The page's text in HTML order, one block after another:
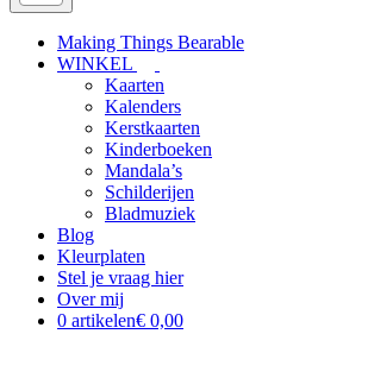
Menu
Making Things Bearable
WINKEL
Kaarten
Kalenders
Kerstkaarten
Kinderboeken
Mandala’s
Schilderijen
Bladmuziek
Blog
Kleurplaten
Stel je vraag hier
Over mij
0 artikelen€ 0,00